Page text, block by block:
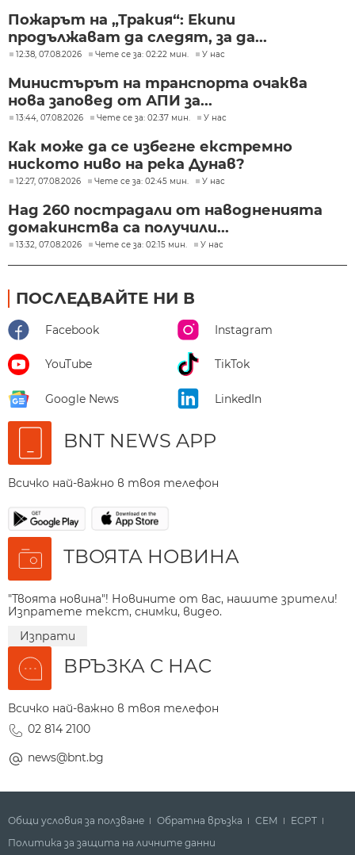
Пожарът на „Тракия“: Екипи
продължават да следят, за да...
12:38, 07.08.2026 Чете се за: 02:22 мин. У нас
Министърът на транспорта очаква
нова заповед от АПИ за...
13:44, 07.08.2026 Чете се за: 02:37 мин. У нас
Как може да се избегне екстремно
ниското ниво на река Дунав?
12:27, 07.08.2026 Чете се за: 02:45 мин. У нас
Над 260 пострадали от наводненията
домакинства са получили...
13:32, 07.08.2026 Чете се за: 02:15 мин. У нас
ПОСЛЕДВАЙТЕ НИ В
Facebook Instagram
YouTube TikTok
Google News LinkedIn
BNT NEWS APP
Всичко най-важно в твоя телефон
ТВОЯТА НОВИНА
"Твоята новина"! Новините от вас, нашите зрители!
Изпратете текст, снимки, видео.
Изпрати
ВРЪЗКА С НАС
Всичко най-важно в твоя телефон
02 814 2100
news@bnt.bg
Общи условия за ползване Обратна връзка СЕМ
ECPT
Политика за защита на личните данни